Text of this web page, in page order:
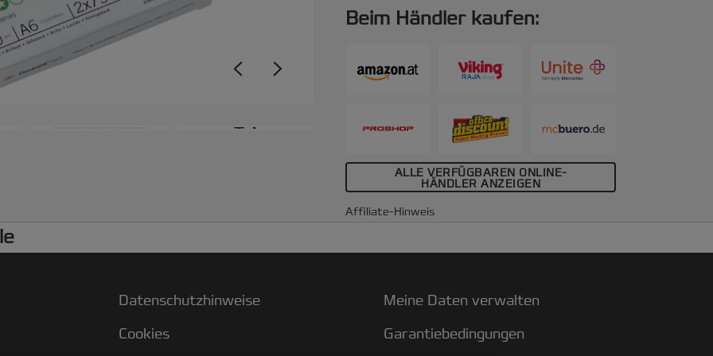
+3
Beim Händler kaufen:
ALLE VERFÜGBAREN ONLINE-
HÄNDLER ANZEIGEN
Affiliate-Hinweis
Datenschutzhinweise
Cookies
Meine Daten verwalten
Garantiebedingungen